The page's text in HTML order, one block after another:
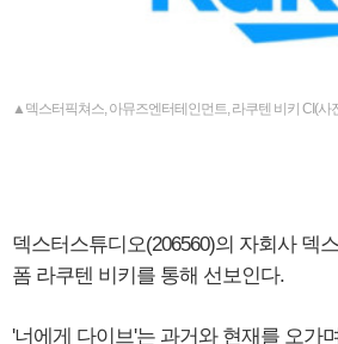
▲덱스터픽쳐스, 아뮤즈엔터테인먼트, 라쿠텐 비키 CI(사
덱스터스튜디오(206560)의 자회사 덱
폼 라쿠텐 비키를 통해 선보인다.
'너에게 다이브'는 과거와 현재를 오가